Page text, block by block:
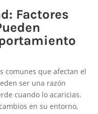
Factores
comunes que afectan el
ser una razón
cuando lo acaricias.
en su entorno,